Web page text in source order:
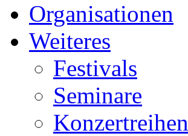
Organisationen
Weiteres
Festivals
Seminare
Konzertreihen